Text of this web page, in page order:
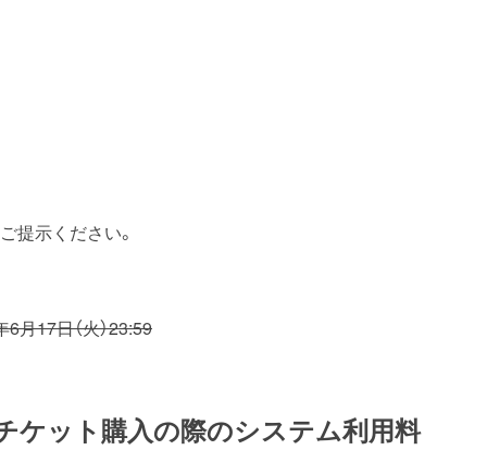
提示ください。
月17日（火）23:59
ケット購入の際のシステム利用料